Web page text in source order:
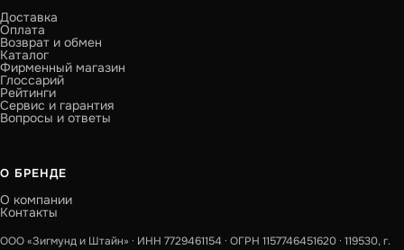
Доставка
Оплата
Возврат и обмен
Каталог
Фирменный магазин
Глоссарий
Рейтинги
Сервис и гарантия
Вопросы и ответы
О БРЕНДЕ
О компании
Контакты
ООО «Зигмунд и Штайн» · ИНН 7729461154 · ОГРН 1157746451620 · 119530, г.